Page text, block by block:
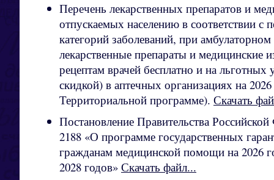
Перечень лекарственных препаратов и
отпускаемых населению в соответствии с
категорий заболеваний, при
лекарственные препараты и медицинские
рецептам врачей бесплатно и на льготных
скидкой) в аптечных организациях на
Территориальной программе). Скачать
Постановление Правительства
2188 «О программе государственных
гражданам медицинской помощи на 2026
2028 годов» Скачать файл...